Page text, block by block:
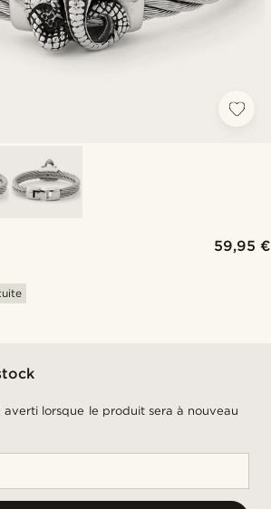
59,95 €
averti lorsque le produit sera à nouveau